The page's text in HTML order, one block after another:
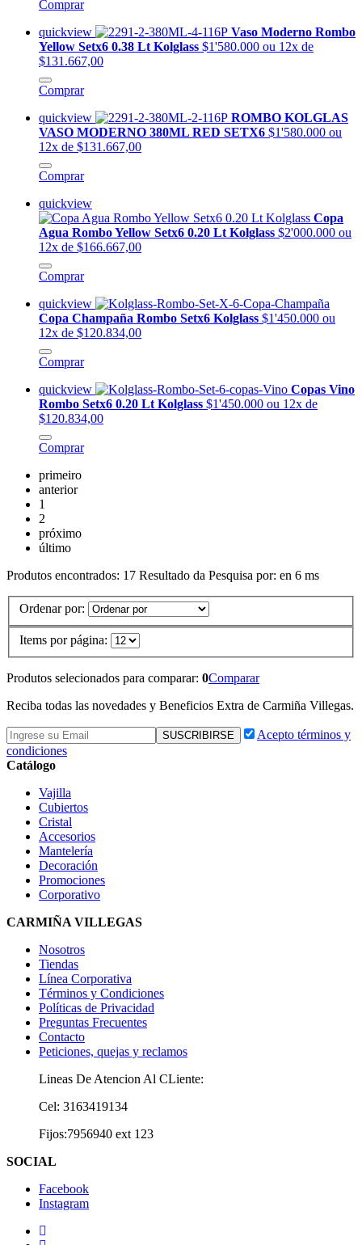
Comprar
quickview
Vaso Moderno Rombo
Yellow Setx6 0.38 Lt Kolglass $1'580.000 ou 12x de
$131.667,00
Comprar
quickview
ROMBO KOLGLAS
VASO MODERNO 380ML RED SETX6 $1'580.000 ou
12x de $131.667,00
Comprar
quickview
Copa
Agua Rombo Yellow Setx6 0.20 Lt Kolglass $2'000.000 ou
12x de $166.667,00
Comprar
quickview
Copa Champaña Rombo Setx6 Kolglass $1'450.000 ou
12x de $120.834,00
Comprar
quickview
Copas Vino
Rombo Setx6 0.20 Lt Kolglass $1'450.000 ou 12x de
$120.834,00
Comprar
primeiro
anterior
1
2
próximo
último
Produtos encontrados: 17 Resultado da Pesquisa por: en 6 ms
Ordenar por:
Items por página:
Produtos selecionados para comparar: 0Comparar
Reciba todas las novedades y Beneficios Extra de Carmiña Villegas.
Acepto términos y
condiciones
Catálogo
Vajilla
Cubiertos
Cristal
Accesorios
Mantelería
Decoración
Promociones
Corporativo
CARMIÑA VILLEGAS
Nosotros
Tiendas
Línea Corporativa
Términos y Condiciones
Políticas de Privacidad
Preguntas Frecuentes
Contacto
Peticiones, quejas y reclamos
Lineas De Atencion Al CLiente:
Cel: 3163419134
Fijos:7956940 ext 123
SOCIAL
Facebook
Instagram